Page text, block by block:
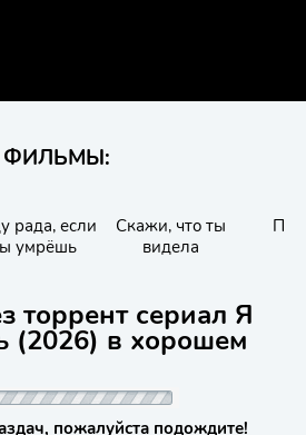
ФИЛЬМЫ:
рада, если
умрёшь
Скажи, что ты
видела
торрент сериал Я
(2026) в хорошем
пожалуйста подождите!